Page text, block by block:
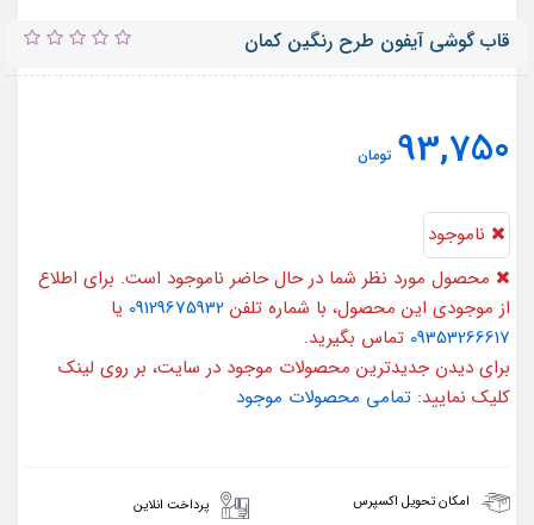
قاب گوشی آیفون طرح رنگین کمان
93,750 تومان
ناموجود
محصول مورد نظر شما در حال حاضر ناموجود است. برای اطلاع
از موجودی این محصول، با شماره تلفن 09129675932 یا
09353266617 تماس بگیرید.
برای دیدن جدیدترین محصولات موجود در سایت، بر روی لینک
کلیک نمایید: تمامی محصولات موجود
امکان تحویل اکسپرس پرداخت انلاین